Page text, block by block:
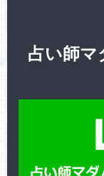
占い師マ